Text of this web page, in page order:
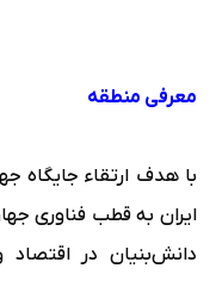
معرفی منطقه
با هدف ارتقاء جایگاه
ایران به قطب فناوری
دانش‌بنیان در